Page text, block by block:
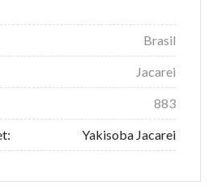
Brasil
Jacarei
883
Yakisoba Jacarei